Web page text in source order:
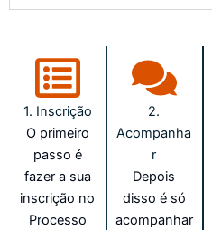
1. Inscrição
O primeiro
passo é
fazer a sua
inscrição no
Processo
2.
Acompanha
r
Depois
disso é só
acompanhar